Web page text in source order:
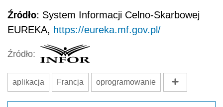
Źródło: System Informacji Celno-Skarbowej
EUREKA, https://eureka.mf.gov.pl/
Źródło:
aplikacja Francja oprogramowanie